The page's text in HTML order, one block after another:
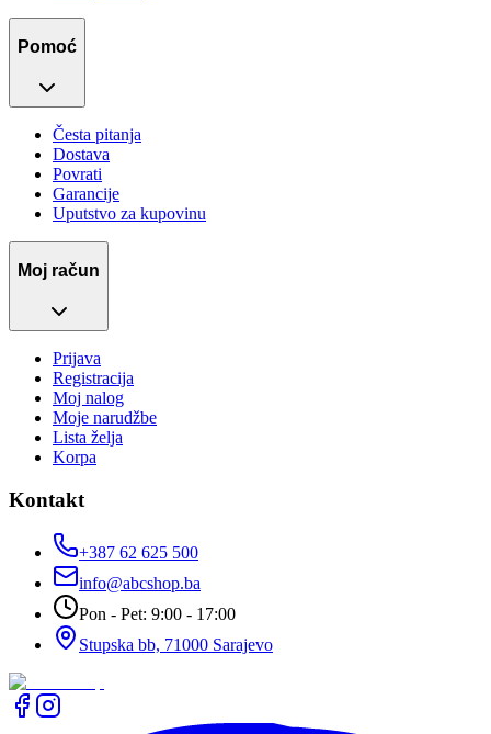
Pomoć
Česta pitanja
Dostava
Povrati
Garancije
Uputstvo za kupovinu
Moj račun
Prijava
Registracija
Moj nalog
Moje narudžbe
Lista želja
Korpa
Kontakt
+387 62 625 500
info@abcshop.ba
Pon - Pet: 9:00 - 17:00
Stupska bb, 71000 Sarajevo